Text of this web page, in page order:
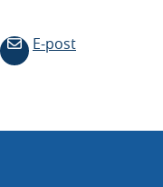
E-post